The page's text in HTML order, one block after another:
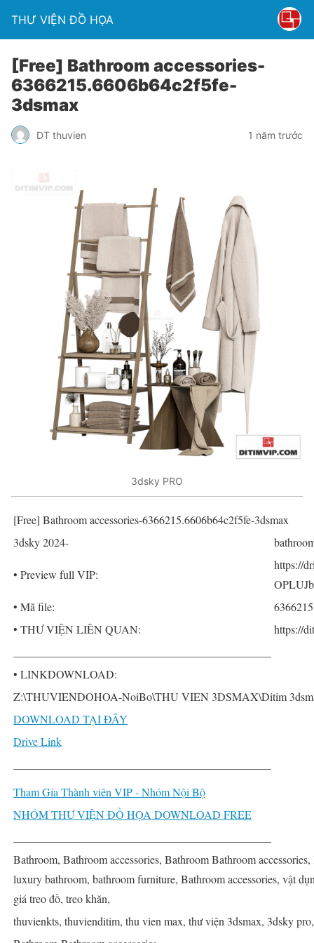
THƯ VIỆN ĐỒ HỌA
[Free] Bathroom accessories-
6366215.6606b64c2f5fe-
3dsmax
DT thuvien 1 năm trước
3dsky PRO
[Free] Bathroom accessories-6366215.6606b64c2f5fe-3dsmax
3dsky 2024-
• Preview full VIP:
https://
• Mã file:
• THƯ VIỆN LIÊN QUAN:
https://
• LINKDOWNLOAD:
Z:\THUVIENDOHOA-NoiBo\THU VIEN 3DSMAX\Ditim
DOWNLOAD TẠI ĐÂY
Drive Link
Tham Gia Thành viên VIP - Nhóm Nội Bộ
NHÓM THƯ VIỆN ĐỒ HỌA DOWNLOAD FREE
Bathroom, Bathroom accessories, Bathroom Bathroom
luxury bathroom, bathroom furniture, Bathroom accessories, vật
giá treo đồ, treo khăn,
thuvienkts, thuvienditim, thu vien max, thư viện 3dsmax, 3dsky